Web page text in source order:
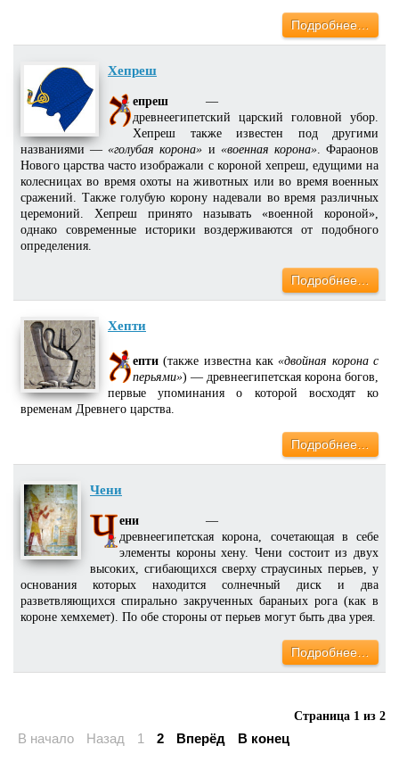
Подробнее…
Хепреш
епреш —
древнеегипетский царский головной убор.
Хепреш также известен под другими
названиями —«голубая корона» и «военная корона». Фараонов
Нового царства часто изображали с короной хепреш, едущими на
колесницах во время охоты на животных или во время военных
сражений. Также голубую корону надевали во время различных
церемоний. Хепреш принято называть «военной короной»,
однако современные историки воздерживаются от подобного
определения.
Подробнее…
Хепти
епти (также известна как«двойная корона с
перьями») — древнеегипетская корона богов,
первые упоминания о которой восходят ко
временам Древнего царства.
Подробнее…
Чени
ени —
древнеегипетская корона, сочетающая в себе
элементы короны хену. Чени состоит из двух
высоких, сгибающихся сверху страусиных перьев, у
основания которых находится солнечный диск и два
разветвляющихся спирально закрученных бараньих рога (как в
короне хемхемет). По обе стороны от перьев могут быть два урея.
Подробнее…
Страница 1 из 2
В начало Назад 1 2 Вперёд В конец